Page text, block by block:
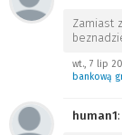
Zamiast
wt., 7 lip
bankową
human1: